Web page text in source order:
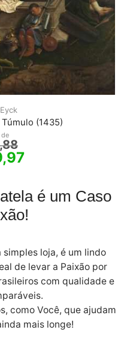
(1435)
é um Caso
loja, é um lindo
de levar a Paixão por
com qualidade e
como Você, que ajudam
mais longe!